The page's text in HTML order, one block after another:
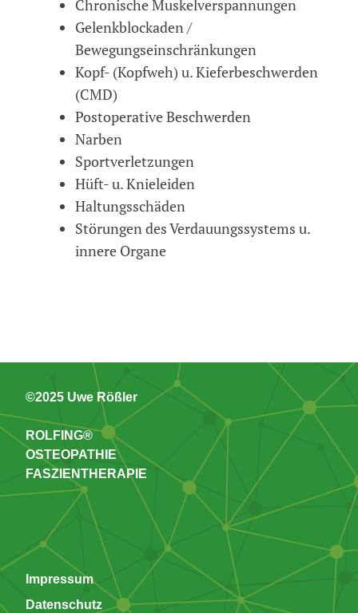
Chronische Muskelverspannungen
Gelenkblockaden /
Bewegungseinschränkungen
Kopf- (Kopfweh) u. Kieferbeschwerden
(CMD)
Postoperative Beschwerden
Narben
Sportverletzungen
Hüft- u. Knieleiden
Haltungsschäden
Störungen des Verdauungssystems u.
innere Organe
©2025 Uwe Rößler
ROLFING®
OSTEOPATHIE
FASZIENTHERAPIE
Impressum
Datenschutz